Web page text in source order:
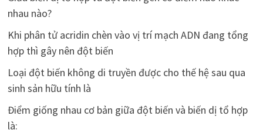
nhau nào?
Khi phân tử acridin chèn vào vị trí mạch ADN đang tổng
hợp thì gây nên đột biến
Loại đột biến không di truyền được cho thế hệ sau qua
sinh sản hữu tính là
Điểm giống nhau cơ bản giữa đột biến và biến dị tổ hợp
là: